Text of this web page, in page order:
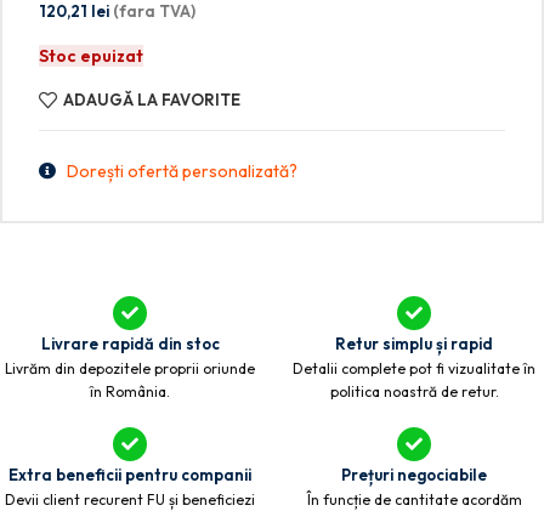
120,21 lei (fara TVA)
Stoc epuizat
ADAUGĂ LA FAVORITE
Dorești ofertă personalizată?
Livrare rapidă din stoc
Livrăm din depozitele proprii oriunde
în România.
Retur simplu și rapid
Detalii complete pot fi vizualitate în
politica noastră de retur.
Extra beneficii pentru companii
Devii client recurent FU și beneficiezi
Prețuri negociabile
În funcție de cantitate acordăm